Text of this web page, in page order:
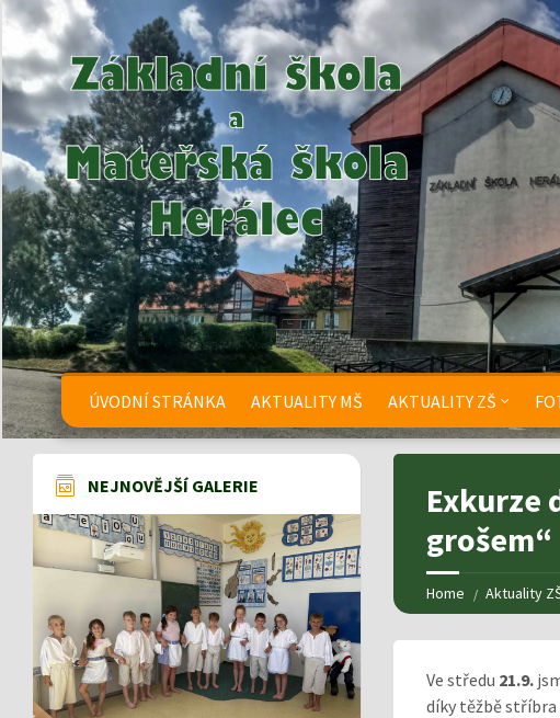
ÚVODNÍ STRÁNKA AKTUALITY MŠ AKTUALITY ZŠ
Exkurze
grošem“
Home Aktuality
Ve středu 21.9.
díky těžbě stříbra
NEJNOVĚJŠÍ GALERIE